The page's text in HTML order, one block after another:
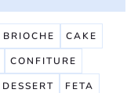
BRIOCHE
CAKE
CONFITURE
DESSERT
FETA